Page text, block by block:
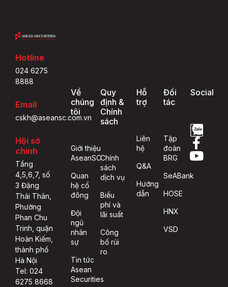
Hotline
024 6275
8888
Email
cskh@aseansc.com.vn
Hội sở
chính
Tầng
4,5,6,7, số
3 Đặng
Thái Thân,
Phường
Phan Chu
Trinh, quận
Hoàn Kiếm,
thành phố
Hà Nội
Tel: 024
6275 8668
Về
chúng
tôi
Giới thiệu
AseanSC
Quan
hệ cổ
đông
Đội
ngũ
nhân
sự
Tin tức
Asean
Securities
Quy
định &
Chính
sách
Chính
sách
dịch vụ
Biểu
phí và
lãi suất
Công
bố rủi
ro
Hỗ
trợ
Liên
hệ
Q&A
Hướng
dẫn
Đối
tác
Tập
đoàn
BRG
SeABank
HOSE
HNX
VSD
Social